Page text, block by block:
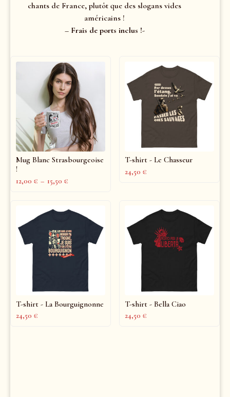
chants de France, plutôt que des slogans vides
américains !
– Frais de ports inclus !-
Mug Blanc Strasbourgeoise
!
12,00 € – 15,50 €
T-shirt - Le Chasseur
24,50 €
T-shirt - La Bourguignonne
24,50 €
T-shirt - Bella Ciao
24,50 €